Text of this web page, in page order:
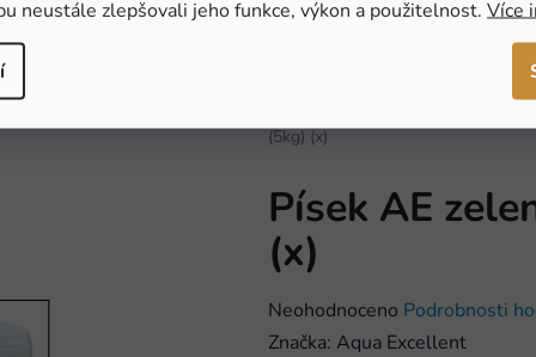
neustále zlepšovali jeho funkce, výkon a použitelnost. Více
AKCE
(5kg) (x)
Písek AE
(x)
Průměrné
hodnocení
Neohodnoceno Podrobnosti
Značka: Aqua Excellent